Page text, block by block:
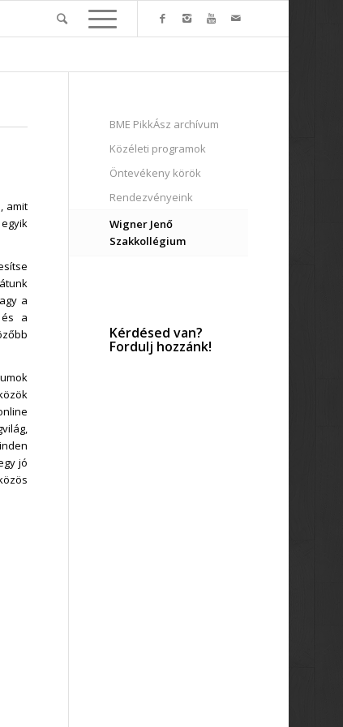
amit
a
és a
jó
BME PikkÁsz archívum
Közéleti programok
Öntevékeny körök
Rendezvényeink
Wigner Jenő
Szakkollégium
Kérdésed van?
Fordulj hozzánk!